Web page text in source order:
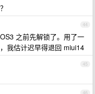
44
之前先解锁了。用了一
我估计迟早得退回 miui14
45